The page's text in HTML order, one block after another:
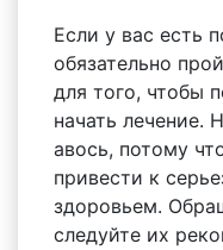
Если у вас есть
обязательно
для того, чтобы
начать лечение.
авось, потому
привести к
здоровьем.
следуйте их